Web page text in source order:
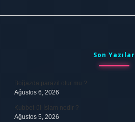
Son Yazılar
Boğazda parazit olur mu ?
Ağustos 6, 2026
Kubbet-ül-İslam nedir ?
Ağustos 5, 2026